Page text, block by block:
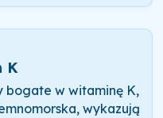
K
bogate w witaminę K,
wykazują